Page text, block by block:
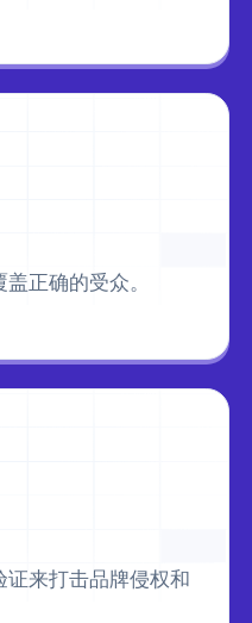
正确的受众。
来打击品牌侵权和